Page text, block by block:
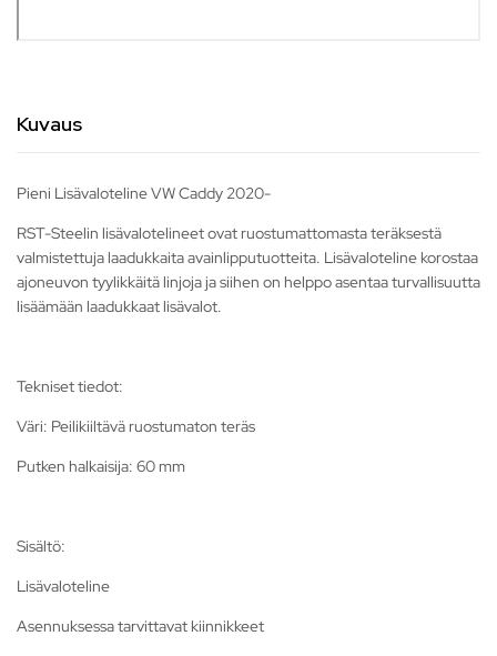
Kuvaus
Pieni Lisävaloteline VW Caddy 2020-
RST-Steelin lisävalotelineet ovat ruostumattomasta teräksestä
valmistettuja laadukkaita avainlipputuotteita. Lisävaloteline korostaa
ajoneuvon tyylikkäitä linjoja ja siihen on helppo asentaa turvallisuutta
lisäämään laadukkaat lisävalot.
Tekniset tiedot:
Väri: Peilikiiltävä ruostumaton teräs
Putken halkaisija: 60 mm
Sisältö:
Lisävaloteline
Asennuksessa tarvittavat kiinnikkeet